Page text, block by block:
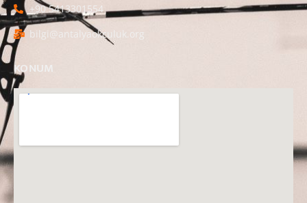
+90 5413301554
bilgi@antalyaokculuk.org
KONUM